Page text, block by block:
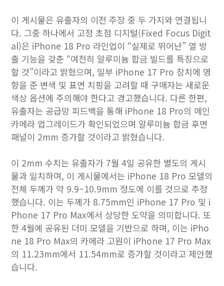
이 게시물은 유출자의 이전 주장 중 두 가지와 연결됩니
다. 그중 하나에서 고정 초점 디지털(Fixed Focus Digit
al)은 ‌iPhone 18 Pro‌ 라인업이 “실제로 뛰어난” 열 방
출 기능을 갖춘 “여전히 알루미늄 합금 빌드를 특징으로
할 것”이라고 밝혔으며, 일부 ‌iPhone 17 Pro‌ 장치에 영
향을 준 변색 및 표면 치핑을 고려할 때 구매자는 새로운
색상 옵션에 주의해야 한다고 경고했습니다. 다른 한편,
유출자는 공급망 피드백을 통해 ‌iPhone 18 Pro‌의 메인
카메라 업그레이드가 확인되었으며 알루미늄 합금 후면
패널이 2mm 증가할 것이라고 밝혔습니다.
이 2mm 수치는 유출자가 7월 4일 공유한 별도의 게시
물과 일치하며, 이 게시물에서는 ‌iPhone 18 Pro‌ 모델의
전체 두께가 약 9.9~10.9mm 정도에 이를 것으로 추정
했습니다. 이는 두께가 8.75mm인 ‌iPhone 17 Pro‌ 및 ‌i
Phone 17 Pro‌ Max에서 상당한 도약을 의미합니다. 또
한 4월에 공유된 더미 모델을 기반으로 하며, 이는 ‌iPho
ne 18 Pro‌ Max의 카메라 고원이 ‌iPhone 17 Pro‌ Max
의 11.23mm에서 11.54mm로 증가할 것이라고 제안했
습니다.